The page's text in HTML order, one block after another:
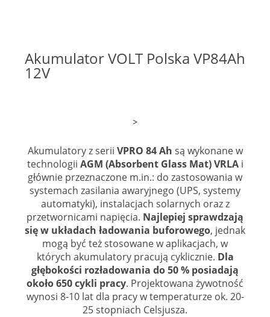
Akumulator VOLT Polska VP84Ah
12V
>
Akumulatory z serii VPRO 84 Ah są wykonane w
technologii AGM (Absorbent Glass Mat) VRLAi
głównie przeznaczone m.in.: do zastosowania w
systemach zasilania awaryjnego (UPS, systemy
automatyki), instalacjach solarnych oraz z
przetwornicami napięcia. Najlepiej sprawdzają
się w układach ładowania buforowego, jednak
mogą być też stosowane w aplikacjach, w
których akumulatory pracują cyklicznie. Dla
głębokości rozładowania do 50 % posiadają
około 650 cykli pracy. Projektowana żywotność
wynosi 8-10 lat dla pracy w temperaturze ok. 20-
25 stopniach Celsjusza.